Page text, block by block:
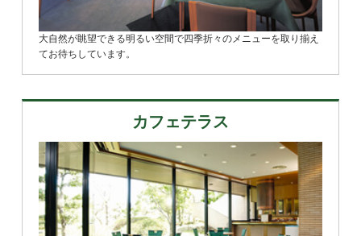
大自然が眺望できる明るい空間で四季折々のメニューを取り揃え
てお待ちしています。
カフェテラス